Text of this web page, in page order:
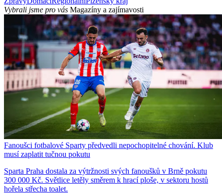
Vybrali jsme pro vás Magazíny a zajímavosti
Fanoušci fotbalové Sparty předvedli nepochopitelné chování. Klub
musí zaplatit tučnou pokutu
Sparta Praha dostala za výtržnosti svých fanoušků v Brně pokutu
300 000 Kč. Světlice letěly směrem k hrací ploše, v sektoru hostů
hořela střecha toalet.